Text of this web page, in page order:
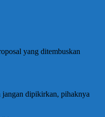
yang ditembuskan
jangan dipikirkan, pihaknya